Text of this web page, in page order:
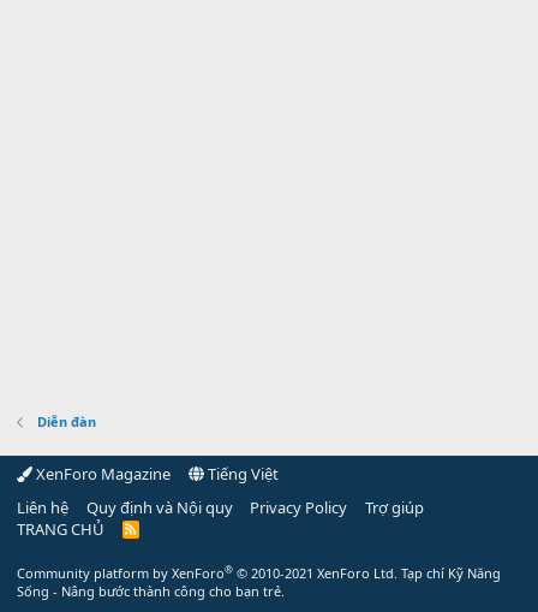
Diễn đàn
XenForo Magazine
Tiếng Việt
Liên hệ
Quy định và Nội quy Privacy Policy
Trợ giúp
TRANG CHỦ
R
Community platform by XenForo® © 2010-2021 XenForo Ltd. Tạp chí Kỹ Năng
Sống - Nâng bước thành công cho bạn trẻ.